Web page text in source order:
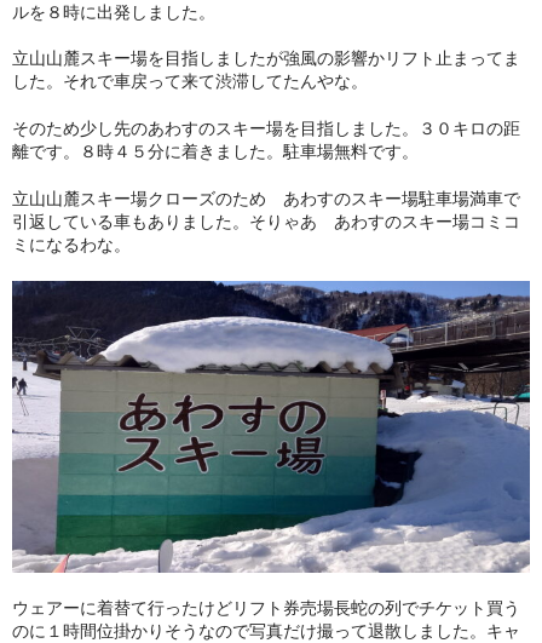
ルを８時に出発しました。
立山山麓スキー場を目指しましたが強風の影響かリフト止まってま
した。それで車戻って来て渋滞してたんやな。
そのため少し先のあわすのスキー場を目指しました。３０キロの距
離です。８時４５分に着きました。駐車場無料です。
立山山麓スキー場クローズのため あわすのスキー場駐車場満車で
引返している車もありました。そりゃあ あわすのスキー場コミコ
ミになるわな。
ウェアーに着替て行ったけどリフト券売場長蛇の列でチケット買う
のに１時間位掛かりそうなので写真だけ撮って退散しました。キャ